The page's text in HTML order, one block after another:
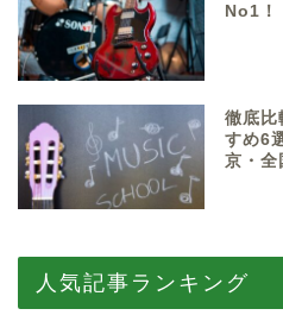
No1！
徹底比
すめ6
京・全
人気記事ランキング